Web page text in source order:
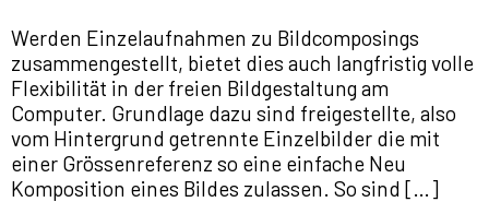
Werden Einzelaufnahmen zu Bildcomposings
zusammengestellt, bietet dies auch langfristig volle
Flexibilität in der freien Bildgestaltung am
Computer. Grundlage dazu sind freigestellte, also
vom Hintergrund getrennte Einzelbilder die mit
einer Grössenreferenz so eine einfache Neu
Komposition eines Bildes zulassen. So sind […]